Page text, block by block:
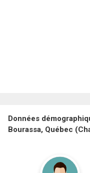
Données
Bourassa, Québec